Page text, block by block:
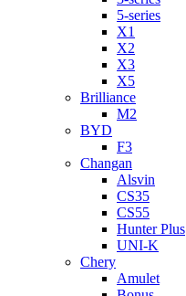
5-series
X1
X2
X3
X5
Brilliance
M2
BYD
F3
Changan
Alsvin
CS35
CS55
Hunter Plus
UNI-K
Chery
Amulet